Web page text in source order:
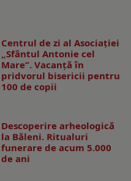
Centrul de zi al Asociației
„Sfântul Antonie cel
Mare”. Vacanță în
pridvorul bisericii pentru
100 de copii
Descoperire arheologică
la Băleni. Ritualuri
funerare de acum 5.000
de ani